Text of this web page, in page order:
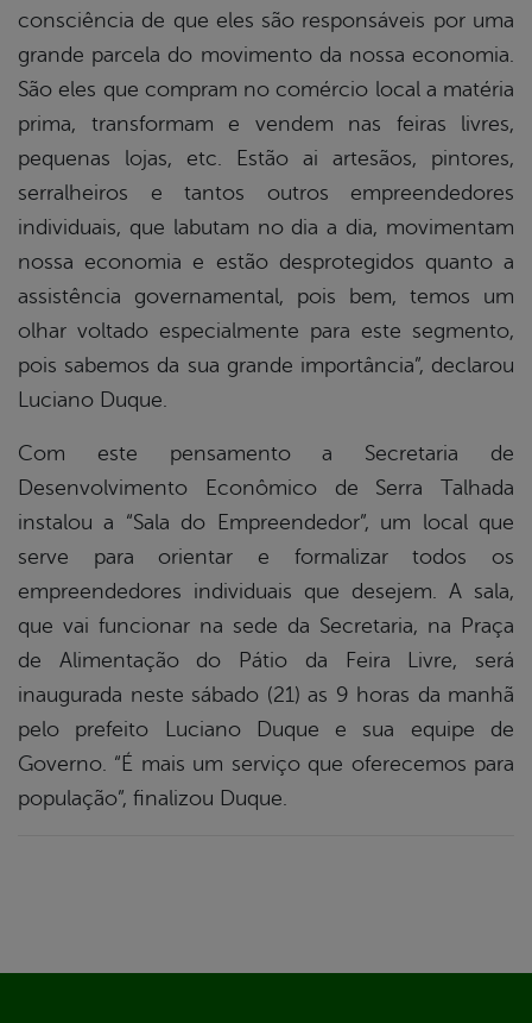
consciência de que eles são responsáveis por uma
grande parcela do movimento da nossa economia.
São eles que compram no comércio local a matéria
prima, transformam e vendem nas feiras livres,
pequenas lojas, etc. Estão ai artesãos, pintores,
serralheiros e tantos outros empreendedores
individuais, que labutam no dia a dia, movimentam
nossa economia e estão desprotegidos quanto a
assistência governamental, pois bem, temos um
olhar voltado especialmente para este segmento,
pois sabemos da sua grande importância”, declarou
Luciano Duque.
Com este pensamento a Secretaria de
Desenvolvimento Econômico de Serra Talhada
instalou a “Sala do Empreendedor”, um local que
serve para orientar e formalizar todos os
empreendedores individuais que desejem. A sala,
que vai funcionar na sede da Secretaria, na Praça
de Alimentação do Pátio da Feira Livre, será
inaugurada neste sábado (21) as 9 horas da manhã
pelo prefeito Luciano Duque e sua equipe de
Governo. “É mais um serviço que oferecemos para
população”, finalizou Duque.